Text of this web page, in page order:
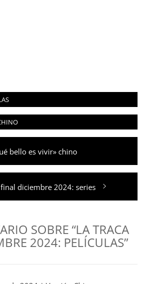
bello es vivir» chino
diciembre 2024: series
SOBRE “LA TRACA
2024: PELÍCULAS”